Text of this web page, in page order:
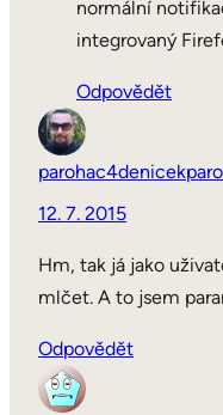
normální
integrovaný
Odpovědět
12. 7. 2015
Hm, tak já jako
mlčet. A to jsem
Odpovědět